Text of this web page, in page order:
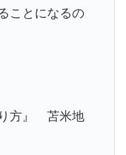
ことになるの
り方』 苫米地